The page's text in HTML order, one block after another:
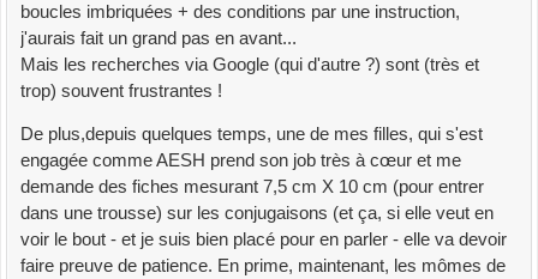
boucles imbriquées + des conditions par une instruction,
j'aurais fait un grand pas en avant...
Mais les recherches via Google (qui d'autre ?) sont (très et
trop) souvent frustrantes !
De plus,depuis quelques temps, une de mes filles, qui s'est
engagée comme AESH prend son job très à cœur et me
demande des fiches mesurant 7,5 cm X 10 cm (pour entrer
dans une trousse) sur les conjugaisons (et ça, si elle veut en
voir le bout - et je suis bien placé pour en parler - elle va devoir
faire preuve de patience. En prime, maintenant, les mômes de